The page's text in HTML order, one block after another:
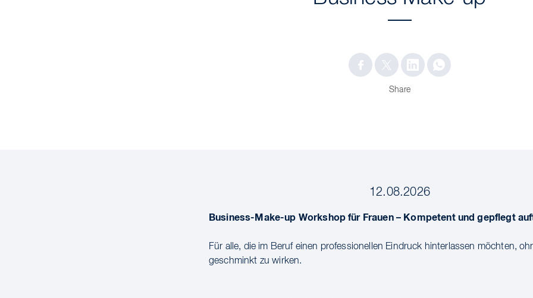
Share
12.08.2026
Business-Make-up Workshop für Frauen – Kompetent und gepflegt
Für alle, die im Beruf einen professionellen Eindruck hinterlassen möchten,
geschminkt zu wirken.